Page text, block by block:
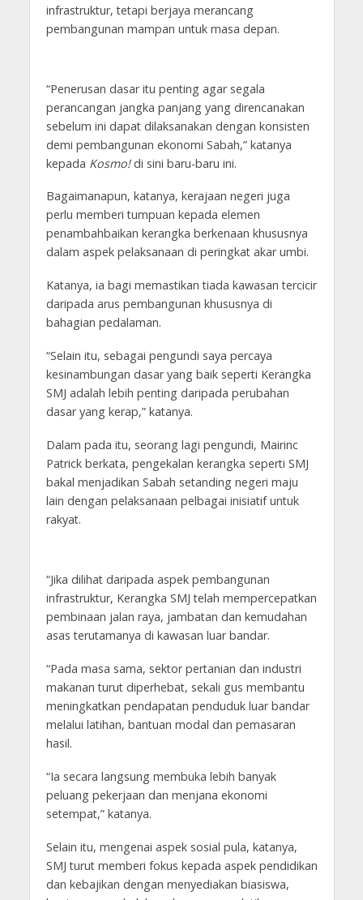
infrastruktur, tetapi berjaya me­rancang
pembangunan mampan untuk masa depan.
“Penerusan dasar itu penting agar segala
perancangan jangka panjang yang direncanakan
sebelum ini dapat dilaksanakan dengan konsisten
demi pembangunan ekonomi Sabah,” katanya
kepada Kosmo!di sini baru-baru ini.
Bagaimanapun, katanya, kerajaan negeri juga
perlu memberi tumpuan kepada elemen
penambahbaikan kerangka berkenaan khususnya
dalam aspek pelaksa­naan di peringkat akar umbi.
Katanya, ia bagi memastikan tiada kawasan tercicir
daripada arus pembangunan khususnya di
bahagian pedalaman.
“Selain itu, sebagai pengundi saya percaya
kesinambungan dasar yang baik seperti Kerangka
SMJ adalah lebih penting daripada perubahan
dasar yang kerap,” katanya.
Dalam pada itu, seorang lagi pengundi, Mairinc
Patrick berkata, pengekalan kerangka seperti SMJ
bakal menjadikan Sabah setanding negeri maju
lain dengan pelaksa­naan pelbagai inisiatif untuk
rakyat.
“Jika dilihat daripada aspek pembangunan
infrastruktur, Kerangka SMJ telah mempercepatkan
pembinaan jalan raya, jambatan dan kemudahan
asas terutamanya di kawasan luar bandar.
“Pada masa sama, sektor pertanian dan industri
makanan turut diperhebat, sekali gus membantu
meningkatkan pendapatan penduduk luar bandar
melalui latihan, bantuan modal dan pemasaran
hasil.
“Ia secara langsung membuka lebih banyak
peluang pekerjaan dan menjana ekonomi
setempat,” katanya.
Selain itu, mengenai aspek sosial pula, katanya,
SMJ turut memberi fokus kepada aspek pendidikan
dan kebajikan dengan menyediakan biasiswa,